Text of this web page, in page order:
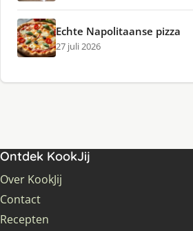
Echte Napolitaanse pizza
27 juli 2026
Ontdek KookJij
Over KookJij
Contact
Recepten